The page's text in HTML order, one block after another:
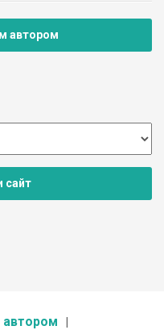
автором
сайт
автором